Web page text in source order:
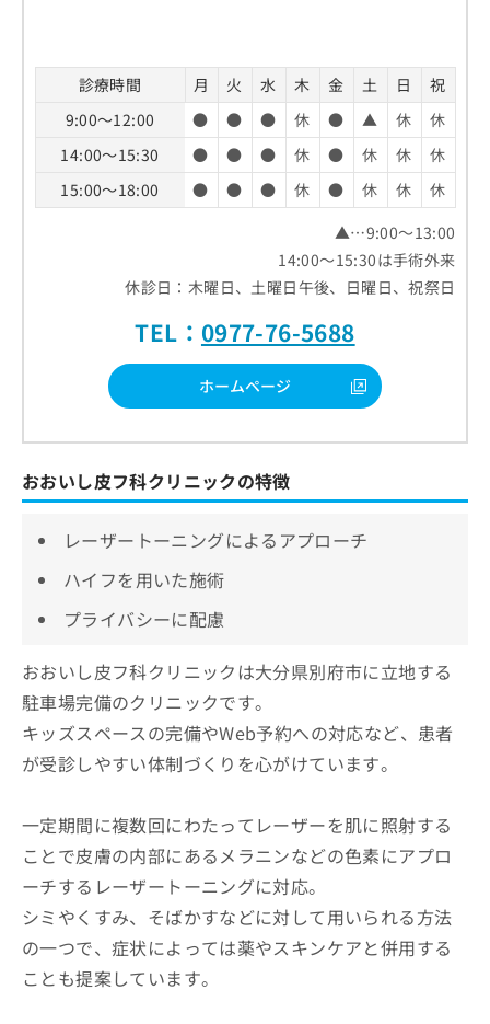
診療時間 月 火 水 木 金 土 日
祝
9:00～12:00
● ● ● 休 ● ▲ 休
休
14:00～15:30
● ● ● 休 ● 休 休
休
15:00～18:00
● ● ● 休 ● 休 休
休
▲…9:00～13:00
14:00～15:30は手術外来
休診日：木曜日、土曜日午後、日曜日、祝祭日
TEL： 0977-76-5688
ホームページ
おおいし皮フ科クリニックの特徴
レーザートーニングによるアプローチ
ハイフを用いた施術
プライバシーに配慮
おおいし皮フ科クリニックは大分県別府市に立地する
駐車場完備のクリニックです。
キッズスペースの完備やWeb予約への対応など、患者
が受診しやすい体制づくりを心がけています。
一定期間に複数回にわたってレーザーを肌に照射する
ことで皮膚の内部にあるメラニンなどの色素にアプロ
ーチするレーザートーニングに対応。
シミやくすみ、そばかすなどに対して用いられる方法
の一つで、症状によっては薬やスキンケアと併用する
ことも提案しています。